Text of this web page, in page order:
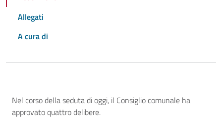
Allegati
A cura di
Descrizione
Nel corso della seduta di oggi, il Consiglio comunale ha
approvato quattro delibere.